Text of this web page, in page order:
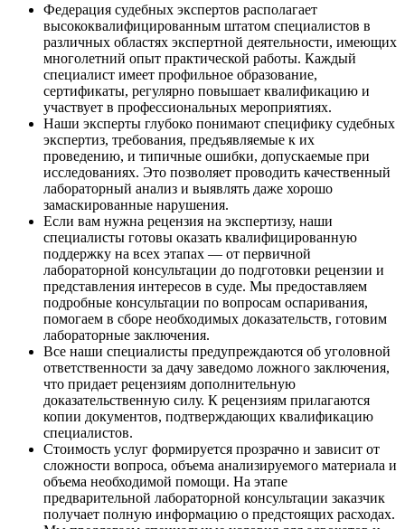
Федерация судебных экспертов располагает
высококвалифицированным штатом специалистов в
различных областях экспертной деятельности, имеющих
многолетний опыт практической работы. Каждый
специалист имеет профильное образование,
сертификаты, регулярно повышает квалификацию и
участвует в профессиональных мероприятиях.
Наши эксперты глубоко понимают специфику судебных
экспертиз, требования, предъявляемые к их
проведению, и типичные ошибки, допускаемые при
исследованиях. Это позволяет проводить качественный
лабораторный анализ и выявлять даже хорошо
замаскированные нарушения.
Если вам нужна рецензия на экспертизу, наши
специалисты готовы оказать квалифицированную
поддержку на всех этапах — от первичной
лабораторной консультации до подготовки рецензии и
представления интересов в суде. Мы предоставляем
подробные консультации по вопросам оспаривания,
помогаем в сборе необходимых доказательств, готовим
лабораторные заключения.
Все наши специалисты предупреждаются об уголовной
ответственности за дачу заведомо ложного заключения,
что придает рецензиям дополнительную
доказательственную силу. К рецензиям прилагаются
копии документов, подтверждающих квалификацию
специалистов.
Стоимость услуг формируется прозрачно и зависит от
сложности вопроса, объема анализируемого материала и
объема необходимой помощи. На этапе
предварительной лабораторной консультации заказчик
получает полную информацию о предстоящих расходах.